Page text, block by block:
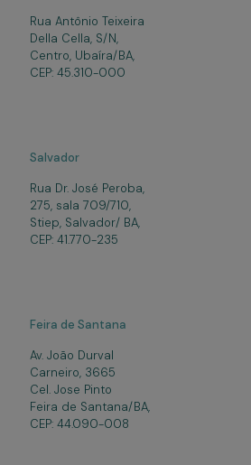
Rua Antônio Teixeira
Della Cella, S/N,
Centro, Ubaíra/BA,
CEP: 45.310-000
Salvador
Rua Dr. José Peroba,
275, sala 709/710,
Stiep, Salvador/ BA,
CEP: 41.770-235
Feira de Santana
Av. João Durval
Carneiro, 3665
Cel. Jose Pinto
Feira de Santana/BA,
CEP: 44.090-008